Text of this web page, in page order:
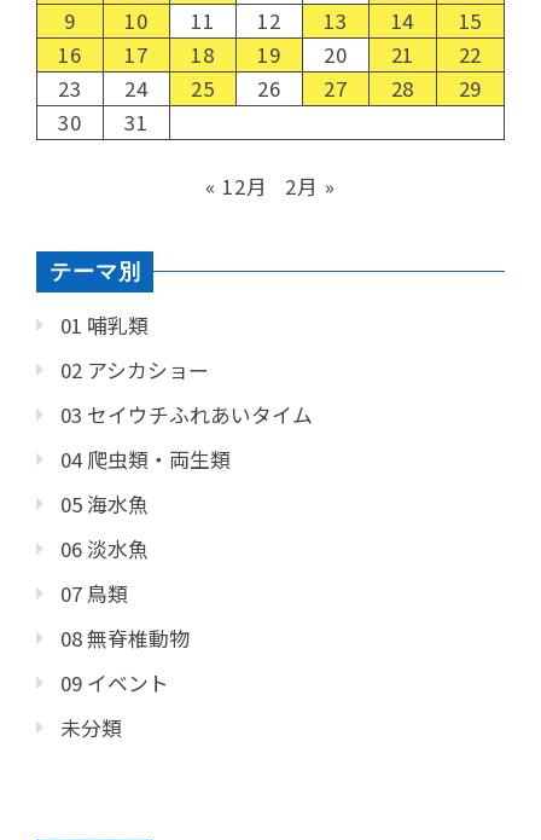
9
10 11 12 13 14
15
16
17 18 19 20 21
22
23
24 25 26 27 28
29
30
31
« 12月 2月 »
テーマ別
01 哺乳類
02 アシカショー
03 セイウチふれあいタイム
04 爬虫類・両生類
05 海水魚
06 淡水魚
07 鳥類
08 無脊椎動物
09 イベント
未分類